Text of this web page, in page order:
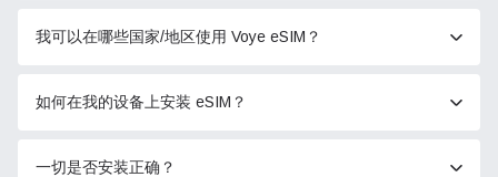
我可以在哪些国家/地区使用 Voye eSIM？
如何在我的设备上安装 eSIM？
一切是否安装正确？